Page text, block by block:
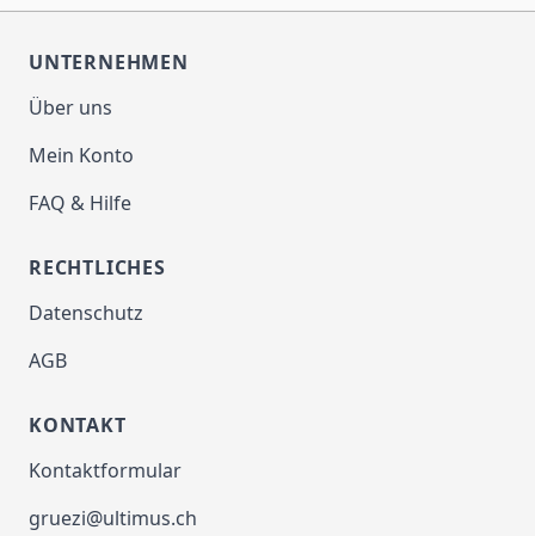
UNTERNEHMEN
Über uns
Mein Konto
FAQ & Hilfe
RECHTLICHES
Datenschutz
AGB
KONTAKT
Kontaktformular
gruezi@ultimus.ch